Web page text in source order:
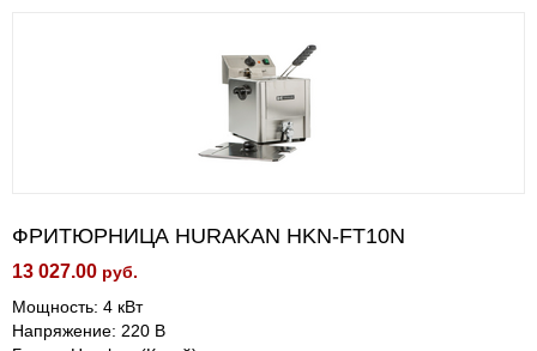
ФРИТЮРНИЦА HURAKAN HKN-FT10N
13 027.00 руб.
Мощность: 4 кВт
Напряжение: 220 В